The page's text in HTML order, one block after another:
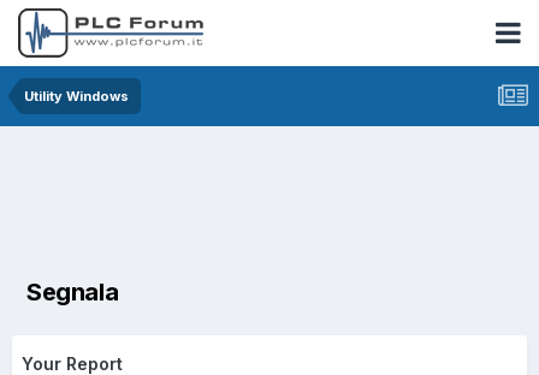
Utility Windows
Segnala
Your Report